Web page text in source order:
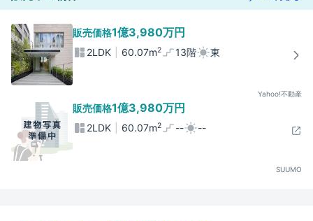
販売価格1億3,980万円
2LDK 60.07m2 13階 東
Yahoo!不動産
販売価格1億3,980万円
2LDK 60.07m2 -- --
SUUMO